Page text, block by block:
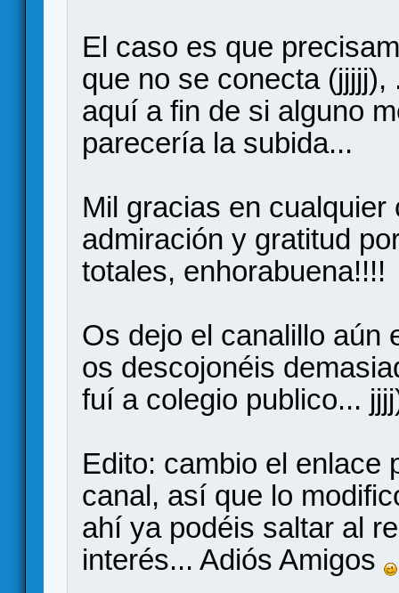
El caso es que
que no se conecta
aquí a fin de si alguno
parecería la subida...
Mil gracias en
admiración y gratitud
totales, enhorabuena!!!!
Os dejo el canalillo aún
os descojonéis
fuí a colegio publico...
Edito: cambio el enlace
canal, así que lo
ahí ya podéis saltar al
interés... Adiós Amigos